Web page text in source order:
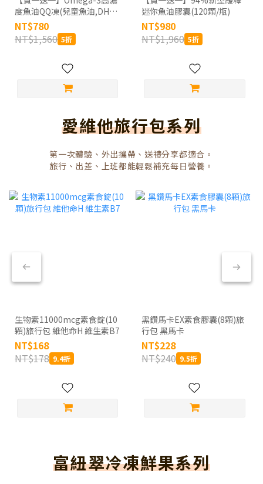
度魚油QQ凍(兒童魚油,DHA,
挪威Concordix專利,好吸收,
無魚腥味) 30顆_共2盒/60天
份
NT$780
NT$1,560 5折
迷你魚油膠囊(120顆/瓶)
NT$980
NT$1,960 5折
愛維他旅行包系列
第一次體驗、外出攜帶、送禮分享都適合。
旅行、出差、上班都能輕鬆補充每日營養。
生物素11000mcg素食錠(10
顆)旅行包 維他命H 維生素B7
NT$168
NT$178 9.4折
黑鑽馬卡EX素食膠囊(8顆)旅
行包 黑馬卡
NT$228
NT$240 9.5折
富紐翠冷凍鮮果系列